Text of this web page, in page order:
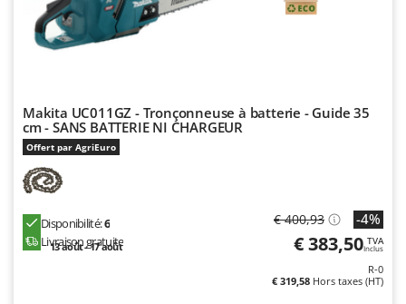
Novital
NuAir
O
Officine Savioli
Oliviero
Olix
Omas
Makita UC011GZ - Tronçonneuse à batterie - Guide 35
cm - SANS BATTERIE NI CHARGEUR
Offert par AgriEuro
Disponibilité:6
Livraison gratuite
13 août - 17 août
€ 400,93 -4%
€ 383,50 TVA
Inclus
R-0
€ 319,58 Hors taxes (HT)